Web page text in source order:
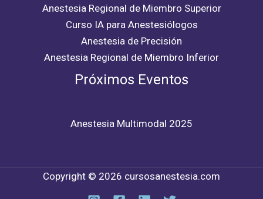
Anestesia Regional de Miembro Superior
Curso IA para Anestesiólogos
Anestesia de Precisión
Anestesia Regional de Miembro Inferior
Próximos Eventos
Anestesia Multimodal 2025
Copyright © 2026 cursosanestesia.com